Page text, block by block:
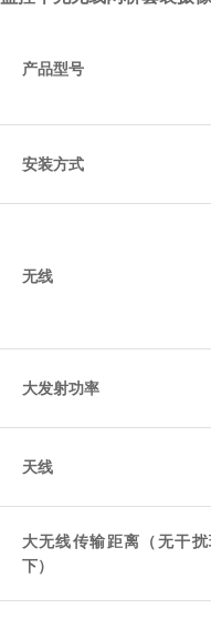
产品型号
安装方式
无线
大发射功率
天线
大无线传输距离（无干
下）